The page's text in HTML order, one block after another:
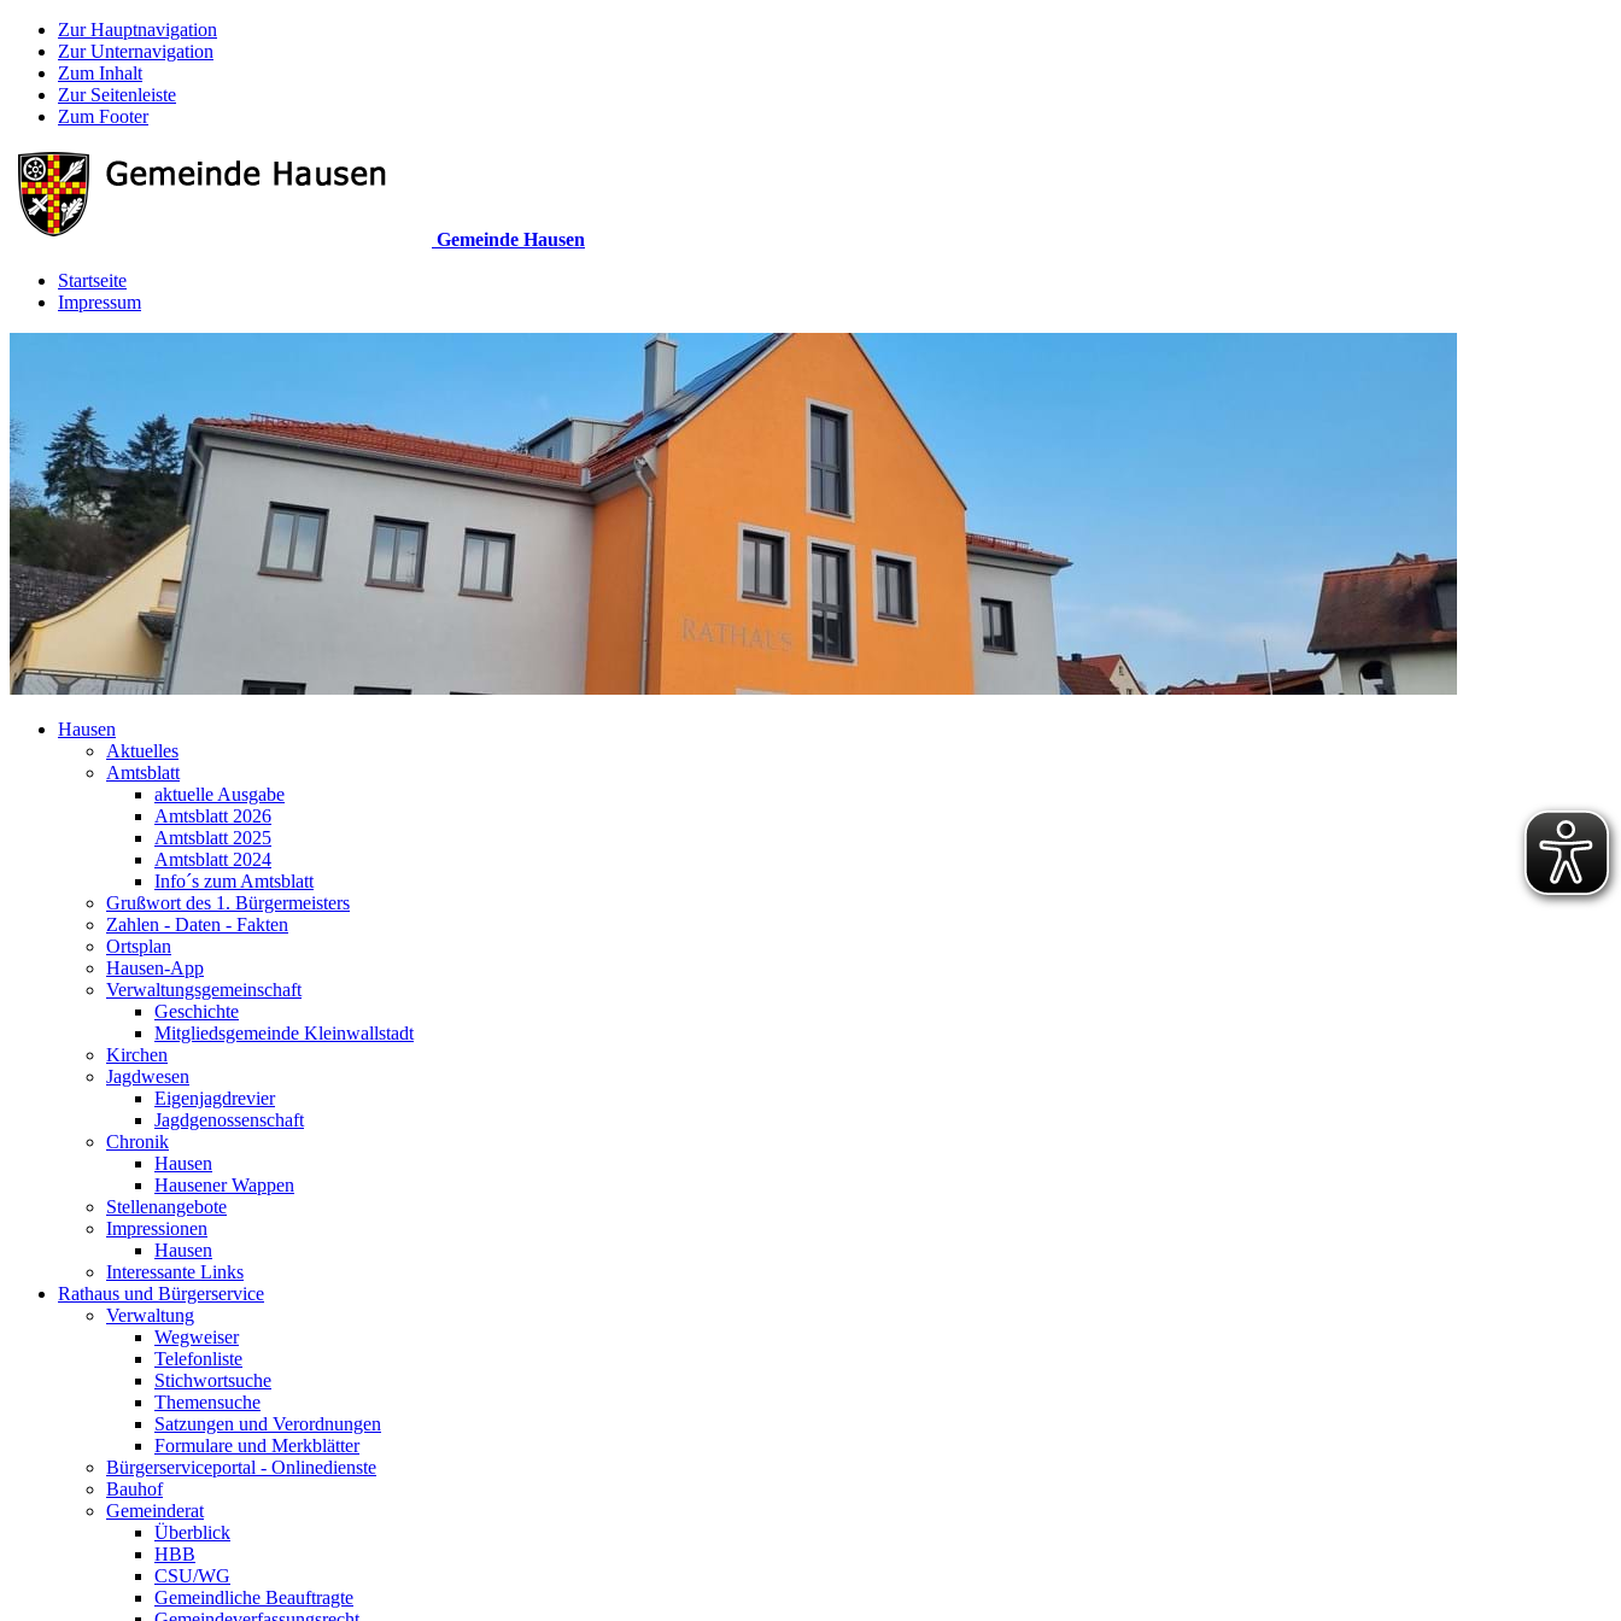
Zur Hauptnavigation
Zur Unternavigation
Zum Inhalt
Zur Seitenleiste
Zum Footer
Gemeinde Hausen
Startseite
Impressum
Hausen
Aktuelles
Amtsblatt
aktuelle Ausgabe
Amtsblatt 2026
Amtsblatt 2025
Amtsblatt 2024
Info´s zum Amtsblatt
Grußwort des 1. Bürgermeisters
Zahlen - Daten - Fakten
Ortsplan
Hausen-App
Verwaltungsgemeinschaft
Geschichte
Mitgliedsgemeinde Kleinwallstadt
Kirchen
Jagdwesen
Eigenjagdrevier
Jagdgenossenschaft
Chronik
Hausen
Hausener Wappen
Stellenangebote
Impressionen
Hausen
Interessante Links
Rathaus und Bürgerservice
Verwaltung
Wegweiser
Telefonliste
Stichwortsuche
Themensuche
Satzungen und Verordnungen
Formulare und Merkblätter
Bürgerserviceportal - Onlinedienste
Bauhof
Gemeinderat
Überblick
HBB
CSU/WG
Gemeindliche Beauftragte